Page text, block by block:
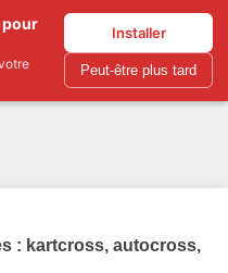
pour
Installer
Peut-être plus tard
: kartcross, autocross,